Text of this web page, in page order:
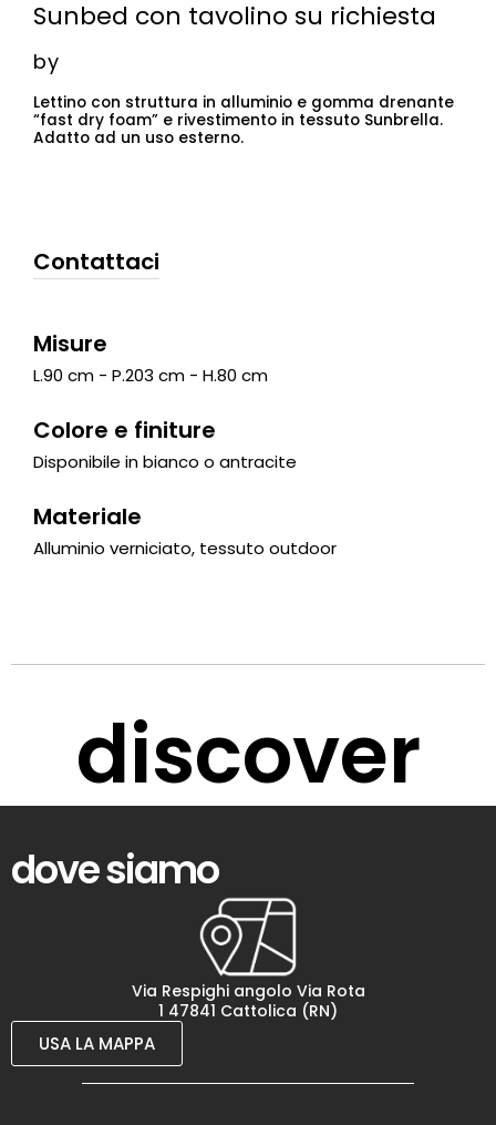
Sunbed con tavolino su richiesta
by
Lettino con struttura in alluminio e gomma drenante
“fast dry foam” e rivestimento in tessuto Sunbrella.
Adatto ad un uso esterno.
Contattaci
Misure
L.90 cm - P.203 cm - H.80 cm
Colore e finiture
Disponibile in bianco o antracite
Materiale
Alluminio verniciato, tessuto outdoor
discover
dove siamo
Via Respighi angolo Via Rota
1 47841 Cattolica (RN)
USA LA MAPPA